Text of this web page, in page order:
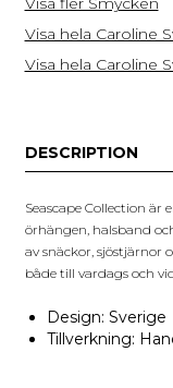
Visa hela Caroline
Visa hela Caroline
DESCRIPTION
Seascape Collection är
örhängen, halsband
av snäckor, sjöstjärnor
både till vardags och
Design: Sverige
Tillverkning: